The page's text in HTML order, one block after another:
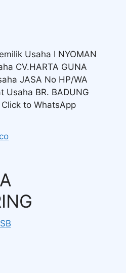
Usaha I NYOMAN
CV.HARTA GUNA
JASA No HP/WA
BR. BADUNG
Click to WhatsApp